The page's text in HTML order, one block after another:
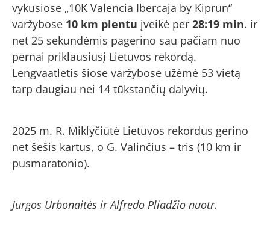
vykusiose „10K Valencia Ibercaja by Kiprun“
varžybose 10 km plentu įveikė per 28:19 min. ir
net 25 sekundėmis pagerino sau pačiam nuo
pernai priklausiusį Lietuvos rekordą.
Lengvaatletis šiose varžybose užėmė 53 vietą
tarp daugiau nei 14 tūkstančių dalyvių.
2025 m. R. Miklyčiūtė Lietuvos rekordus gerino
net šešis kartus, o G. Valinčius – tris (10 km ir
pusmaratonio).
Jurgos Urbonaitės ir Alfredo Pliadžio nuotr.